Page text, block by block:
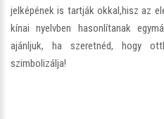
jelképének is tartják okkal,hisz az
kínai nyelvben hasonlítanak
ajánljuk, ha szeretnéd, hogy
szimbolizálja!